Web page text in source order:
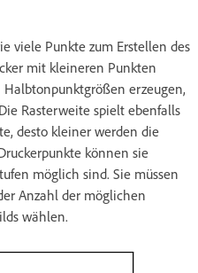
viele Punkte zum Erstellen des
mit kleineren Punkten
erzeugen,
Rasterweite spielt ebenfalls
desto kleiner werden die
können sie
möglich sind. Sie müssen
Anzahl der möglichen
wählen.